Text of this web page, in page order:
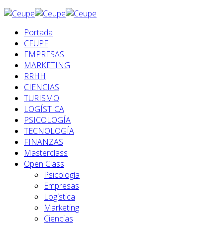
Portada
CEUPE
EMPRESAS
MARKETING
RRHH
CIENCIAS
TURISMO
LOGÍSTICA
PSICOLOGÍA
TECNOLOGÍA
FINANZAS
Masterclass
Open Class
Psicología
Empresas
Logística
Marketing
Ciencias